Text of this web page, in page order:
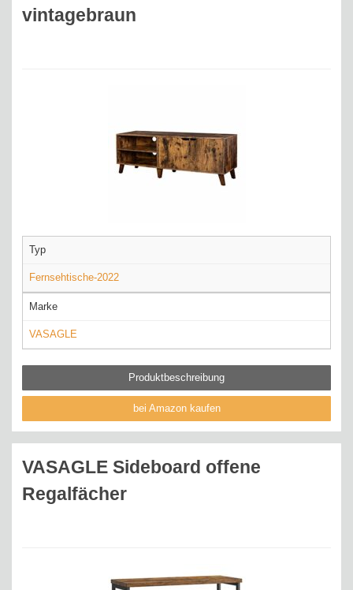
vintagebraun
Typ
Fernsehtische-2022
Marke
VASAGLE
Produktbeschreibung
bei Amazon kaufen
VASAGLE Sideboard offene
Regalfächer